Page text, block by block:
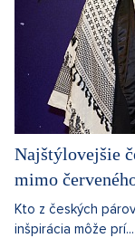
Najštýlovejšie
mimo
Kto z českých
inšpirácia môže prí...